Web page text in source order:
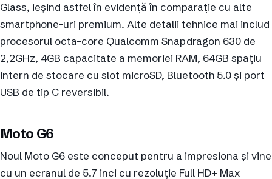
Glass, ieșind astfel în evidență în comparație cu alte
smartphone-uri premium. Alte detalii tehnice mai includ
procesorul octa-core Qualcomm Snapdragon 630 de
2,2GHz, 4GB capacitate a memoriei RAM, 64GB spațiu
intern de stocare cu slot microSD, Bluetooth 5.0 și port
USB de tip C reversibil.
Moto G6
Noul Moto G6 este conceput pentru a impresiona și vine
cu un ecranul de 5.7 inci cu rezoluție Full HD+ Max